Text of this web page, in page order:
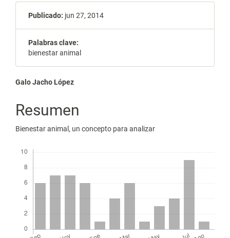
Publicado: jun 27, 2014
Palabras clave:
bienestar animal
Contenido
principal
del
artículo
Galo Jacho López
Resumen
Bienestar animal, un concepto para analizar